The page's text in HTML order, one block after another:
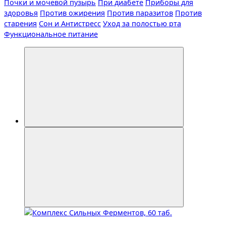
Почки и мочевой пузырь При диабете Приборы для
здоровья Против ожирения Против паразитов Против
старения Сон и Антистресс Уход за полостью рта
Функциональное питание